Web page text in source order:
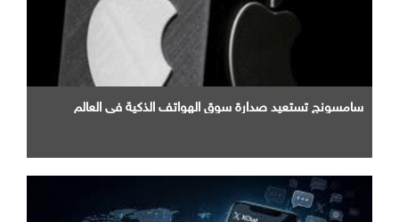
سامسونج تستعيد صدارة سوق الهواتف الذكية في العالم